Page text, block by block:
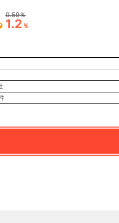
0.59％
1.2 ％